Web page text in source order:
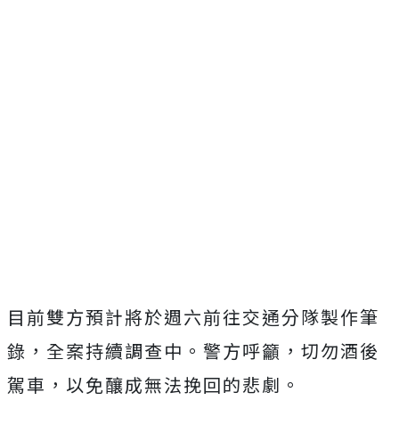
目前雙方預計將於週六前往交通分隊製作筆
錄，全案持續調查中。警方呼籲，切勿酒後
駕車，以免釀成無法挽回的悲劇。